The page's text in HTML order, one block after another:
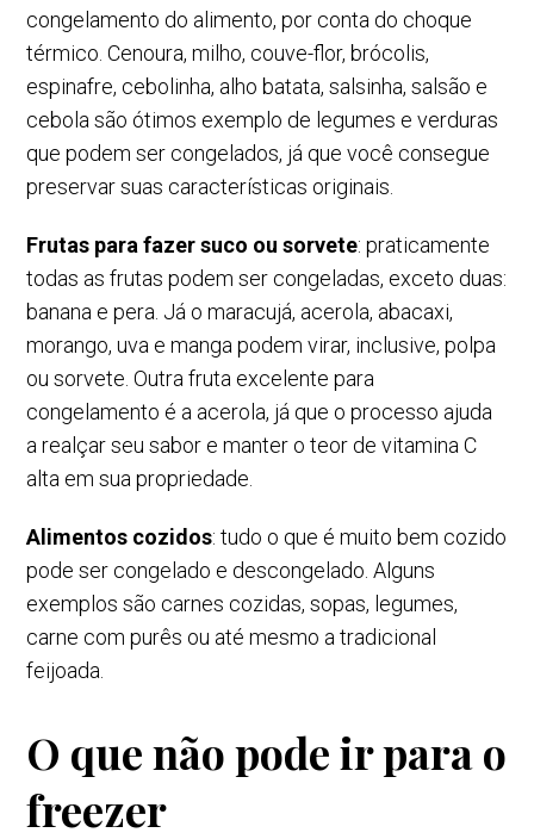
congelamento do alimento, por conta do choque
térmico. Cenoura, milho, couve-flor, brócolis,
espinafre, cebolinha, alho batata, salsinha, salsão e
cebola são ótimos exemplo de legumes e verduras
que podem ser congelados, já que você consegue
preservar suas características originais.
Frutas para fazer suco ou sorvete: praticamente
todas as frutas podem ser congeladas, exceto duas:
banana e pera. Já o maracujá, acerola, abacaxi,
morango, uva e manga podem virar, inclusive, polpa
ou sorvete. Outra fruta excelente para
congelamento é a acerola, já que o processo ajuda
a realçar seu sabor e manter o teor de vitamina C
alta em sua propriedade.
Alimentos cozidos: tudo o que é muito bem cozido
pode ser congelado e descongelado. Alguns
exemplos são carnes cozidas, sopas, legumes,
carne com purês ou até mesmo a tradicional
feijoada.
O que não pode ir para o
freezer